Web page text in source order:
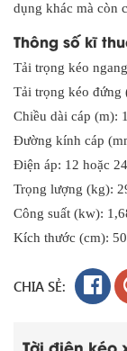
dụng khác mà còn
Thông số kĩ
Tải trọng kéo
Tải trọng kéo đứng
Chiều dài cáp (m):
Đường kính cáp
Điện áp: 12 hoặc
Trọng lượng (kg):
Công suất (kw):
Kích thước (cm):
CHIA SẺ: